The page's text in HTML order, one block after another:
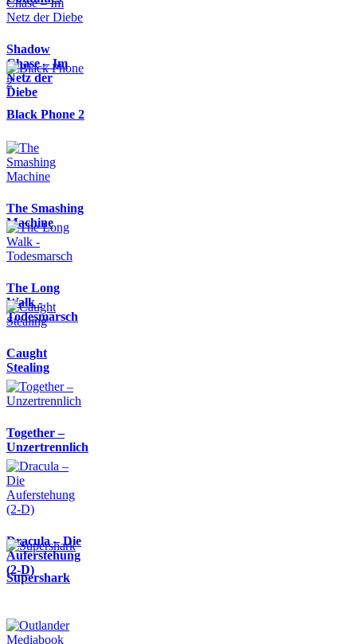
Shadow
Chase – Im
Netz der
Diebe
Black Phone 2
The Smashing
Machine
The Long
Walk -
Todesmarsch
Caught
Stealing
Together –
Unzertrennlich
Dracula – Die
Auferstehung
(2-D)
Supershark